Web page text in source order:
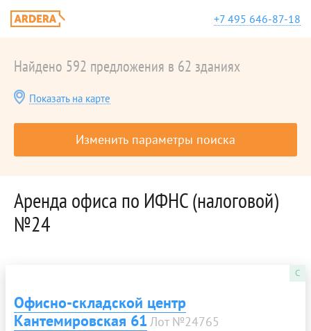
+7 495 646-87-18
Найдено 592 предложения в 62 зданиях
Показать на карте
Изменить параметры поиска
Аренда офиса по ИФНС (налоговой)
№24
C
Офисно-складской центр
Кантемировская 61 Лот №24765